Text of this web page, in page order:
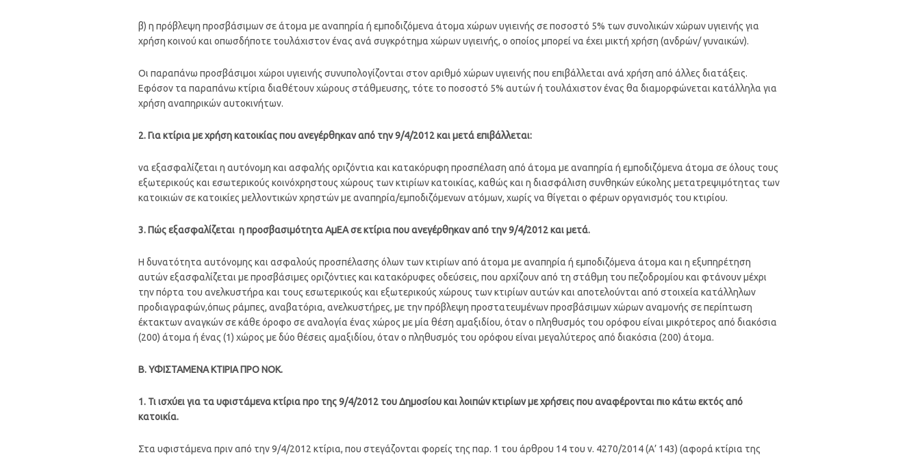
β) η πρόβλεψη προσβάσιμων σε άτομα με αναπηρία ή εμποδιζόμενα άτομα χώρων υγιεινής σε ποσοστό 5% των συνολικών χώρων υγιεινής για
χρήση κοινού και οπωσδήποτε τουλάχιστον ένας ανά συγκρότημα χώρων υγιεινής, ο οποίος μπορεί να έχει μικτή χρήση (ανδρών/ γυναικών).
Οι παραπάνω προσβάσιμοι χώροι υγιεινής συνυπολογίζονται στον αριθμό χώρων υγιεινής που επιβάλλεται ανά χρήση από άλλες διατάξεις.
Εφόσον τα παραπάνω κτίρια διαθέτουν χώρους στάθμευσης, τότε το ποσοστό 5% αυτών ή τουλάχιστον ένας θα διαμορφώνεται κατάλληλα για
χρήση αναπηρικών αυτοκινήτων.
2. Για κτίρια με χρήση κατοικίας που ανεγέρθηκαν από την 9/4/2012 και μετά επιβάλλεται:
να εξασφαλίζεται η αυτόνομη και ασφαλής οριζόντια και κατακόρυφη προσπέλαση από άτομα με αναπηρία ή εμποδιζόμενα άτομα σε όλους τους
εξωτερικούς και εσωτερικούς κοινόχρηστους χώρους των κτιρίων κατοικίας, καθώς και η διασφάλιση συνθηκών εύκολης μετατρεψιμότητας των
κατοικιών σε κατοικίες μελλοντικών χρηστών με αναπηρία/εμποδιζόμενων ατόμων, χωρίς να θίγεται ο φέρων οργανισμός του κτιρίου.
3. Πώς εξασφαλίζεται η προσβασιμότητα ΑμΕΑ σε κτίρια που ανεγέρθηκαν από την 9/4/2012 και μετά.
Η δυνατότητα αυτόνομης και ασφαλούς προσπέλασης όλων των κτιρίων από άτομα με αναπηρία ή εμποδιζόμενα άτομα και η εξυπηρέτηση
αυτών εξασφαλίζεται με προσβάσιμες οριζόντιες και κατακόρυφες οδεύσεις, που αρχίζουν από τη στάθμη του πεζοδρομίου και φτάνουν μέχρι
την πόρτα του ανελκυστήρα και τους εσωτερικούς και εξωτερικούς χώρους των κτιρίων αυτών και αποτελούνται από στοιχεία κατάλληλων
προδιαγραφών,όπως ράμπες, αναβατόρια, ανελκυστήρες, με την πρόβλεψη προστατευμένων προσβάσιμων χώρων αναμονής σε περίπτωση
έκτακτων αναγκών σε κάθε όροφο σε αναλογία ένας χώρος με μία θέση αμαξιδίου, όταν ο πληθυσμός του ορόφου είναι μικρότερος από διακόσια
(200) άτομα ή ένας (1) χώρος με δύο θέσεις αμαξιδίου, όταν ο πληθυσμός του ορόφου είναι μεγαλύτερος από διακόσια (200) άτομα.
Β. ΥΦΙΣΤΑΜΕΝΑ ΚΤΙΡΙΑ ΠΡΟ ΝΟΚ.
1. Τι ισχύει για τα υφιστάμενα κτίρια προ της 9/4/2012 του Δημοσίου και λοιπών κτιρίων με χρήσεις που αναφέρονται πιο κάτω εκτός από
κατοικία.
Στα υφιστάμενα πριν από την 9/4/2012 κτίρια, που στεγάζονται φορείς της παρ. 1 του άρθρου 14 του ν. 4270/2014 (Α’ 143) (αφορά κτίρια της